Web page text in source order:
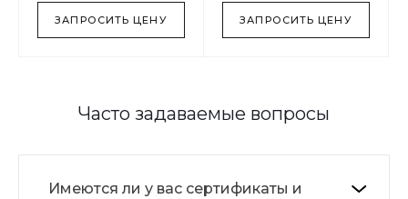
ЗАПРОСИТЬ ЦЕНУ ЗАПРОСИТЬ ЦЕНУ
Часто задаваемые вопросы
Имеются ли у вас сертификаты и